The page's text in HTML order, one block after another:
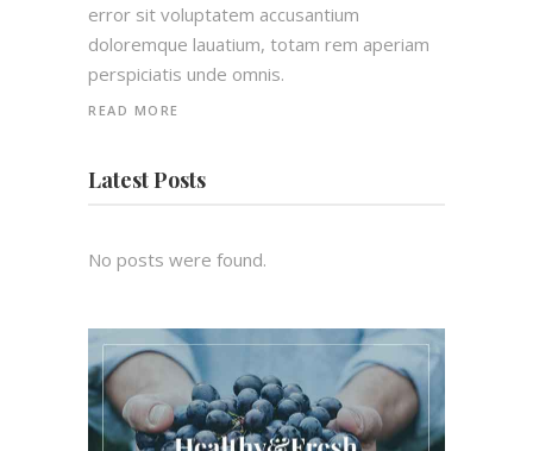
error sit voluptatem accusantium
doloremque lauatium, totam rem aperiam
perspiciatis unde omnis.
READ MORE
Latest Posts
No posts were found.